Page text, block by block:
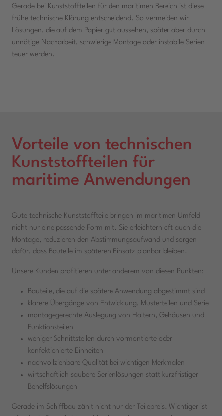
Gerade bei Kunststoffteilen für den maritimen Bereich ist diese
frühe technische Klärung entscheidend. So vermeiden wir
Lösungen, die auf dem Papier gut aussehen, später aber durch
unnötige Nacharbeit, schwierige Montage oder instabile Serien
teuer werden.
Vorteile von technischen
Kunststoffteilen für
maritime Anwendungen
Gute technische Kunststoffteile bringen im maritimen Umfeld
nicht nur eine passende Form mit. Sie erleichtern oft auch die
Montage, reduzieren den Abstimmungsaufwand und sorgen
dafür, dass Bauteile im späteren Einsatz planbar bleiben.
Unsere Kunden profitieren unter anderem von diesen Punkten:
Bauteile, die auf die spätere Anwendung abgestimmt sind
klarere Übergänge von Entwicklung, Musterteilen und Serie
montagegerechte Auslegung von Haltern, Gehäusen und
Funktionsteilen
weniger Schnittstellen durch vormontierte oder
konfektionierte Einheiten
nachvollziehbare Qualität bei wichtigen Merkmalen
wirtschaftlich saubere Serienlösungen statt kurzfristiger
Behelfslösungen
Gerade im Schiffbau zählt nicht nur der Teilepreis. Wichtiger ist